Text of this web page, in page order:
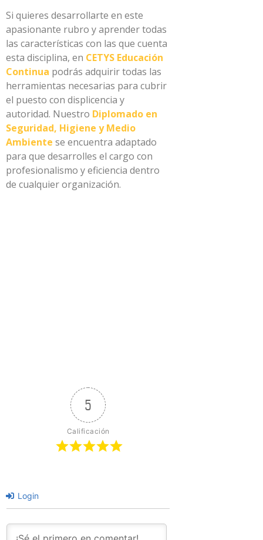
Si quieres desarrollarte en este
apasionante rubro y aprender todas
las características con las que cuenta
esta disciplina, en CETYS Educación
Continua podrás adquirir todas las
herramientas necesarias para cubrir
el puesto con displicencia y
autoridad. Nuestro Diplomado en
Seguridad, Higiene y Medio
Ambiente se encuentra adaptado
para que desarrolles el cargo con
profesionalismo y eficiencia dentro
de cualquier organización.
5
Calificación
Login